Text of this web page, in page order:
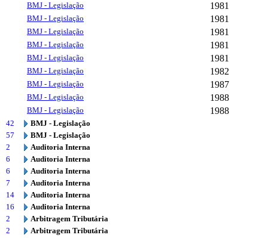
BMJ - Legislação 1981
BMJ - Legislação 1981
BMJ - Legislação 1981
BMJ - Legislação 1981
BMJ - Legislação 1981
BMJ - Legislação 1982
BMJ - Legislação 1987
BMJ - Legislação 1988
BMJ - Legislação 1988
42
BMJ - Legislação
57
BMJ - Legislação
2
Auditoria Interna
6
Auditoria Interna
6
Auditoria Interna
7
Auditoria Interna
14
Auditoria Interna
16
Auditoria Interna
2
Arbitragem Tributária
2
Arbitragem Tributária